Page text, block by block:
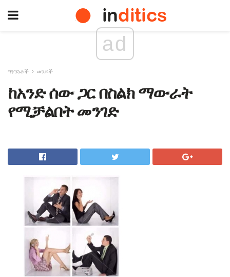
ad
ግንኙነቶች ወንዶች
ከአንድ ሰው ጋር በስልክ ማውራት
የሚቻልበት መንገድ